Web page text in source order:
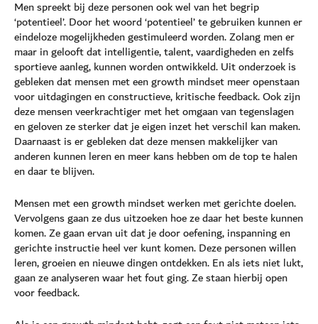
Men spreekt bij deze personen ook wel van het begrip
‘potentieel’. Door het woord ‘potentieel’ te gebruiken kunnen er
eindeloze mogelijkheden gestimuleerd worden. Zolang men er
maar in gelooft dat intelligentie, talent, vaardigheden en zelfs
sportieve aanleg, kunnen worden ontwikkeld. Uit onderzoek is
gebleken dat mensen met een growth mindset meer openstaan
voor uitdagingen en constructieve, kritische feedback. Ook zijn
deze mensen veerkrachtiger met het omgaan van tegenslagen
en geloven ze sterker dat je eigen inzet het verschil kan maken.
Daarnaast is er gebleken dat deze mensen makkelijker van
anderen kunnen leren en meer kans hebben om de top te halen
en daar te blijven.
Mensen met een growth mindset werken met gerichte doelen.
Vervolgens gaan ze dus uitzoeken hoe ze daar het beste kunnen
komen. Ze gaan ervan uit dat je door oefening, inspanning en
gerichte instructie heel ver kunt komen. Deze personen willen
leren, groeien en nieuwe dingen ontdekken. En als iets niet lukt,
gaan ze analyseren waar het fout ging. Ze staan hierbij open
voor feedback.